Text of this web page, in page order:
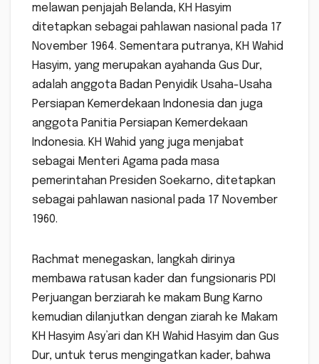
melawan penjajah Belanda, KH Hasyim
ditetapkan sebagai pahlawan nasional pada 17
November 1964. Sementara putranya, KH Wahid
Hasyim, yang merupakan ayahanda Gus Dur,
adalah anggota Badan Penyidik Usaha-Usaha
Persiapan Kemerdekaan Indonesia dan juga
anggota Panitia Persiapan Kemerdekaan
Indonesia. KH Wahid yang juga menjabat
sebagai Menteri Agama pada masa
pemerintahan Presiden Soekarno, ditetapkan
sebagai pahlawan nasional pada 17 November
1960.
Rachmat menegaskan, langkah dirinya
membawa ratusan kader dan fungsionaris PDI
Perjuangan berziarah ke makam Bung Karno
kemudian dilanjutkan dengan ziarah ke Makam
KH Hasyim Asy’ari dan KH Wahid Hasyim dan Gus
Dur, untuk terus mengingatkan kader, bahwa